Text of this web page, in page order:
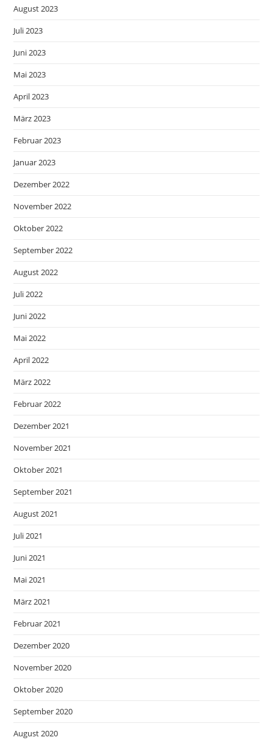
August 2023
Juli 2023
Juni 2023
Mai 2023
April 2023
März 2023
Februar 2023
Januar 2023
Dezember 2022
November 2022
Oktober 2022
September 2022
August 2022
Juli 2022
Juni 2022
Mai 2022
April 2022
März 2022
Februar 2022
Dezember 2021
November 2021
Oktober 2021
September 2021
August 2021
Juli 2021
Juni 2021
Mai 2021
März 2021
Februar 2021
Dezember 2020
November 2020
Oktober 2020
September 2020
August 2020